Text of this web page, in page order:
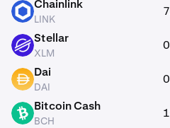
Chainlink
LINK
XLM Stellar
XLM
DAI Dai
DAI
BCH Bitcoin Cash
BCH